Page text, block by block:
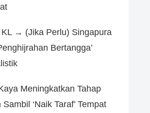
→ (Jika Perlu) Singapura
Bertangga’
Meningkatkan Tahap
‘Naik Taraf’ Tempat